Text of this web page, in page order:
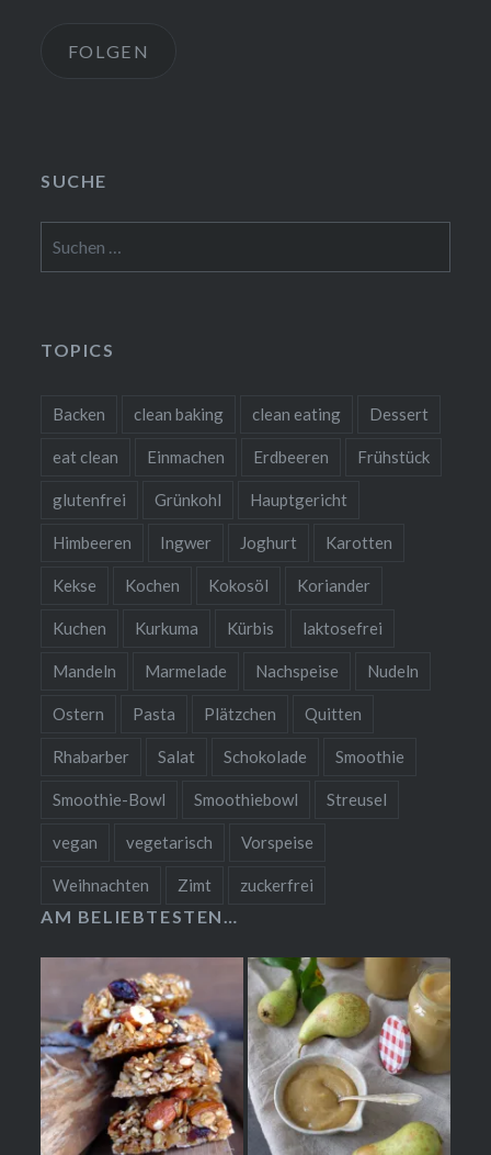
FOLGEN
SUCHE
nach:
TOPICS
Backen clean baking clean eating Dessert
eat clean Einmachen Erdbeeren Frühstück
glutenfrei Grünkohl Hauptgericht
Himbeeren Ingwer Joghurt Karotten
Kekse Kochen Kokosöl Koriander
Kuchen Kurkuma Kürbis laktosefrei
Mandeln Marmelade Nachspeise Nudeln
Ostern Pasta Plätzchen Quitten
Rhabarber Salat Schokolade Smoothie
Smoothie-Bowl Smoothiebowl Streusel
vegan vegetarisch Vorspeise
Weihnachten Zimt zuckerfrei
AM BELIEBTESTEN…